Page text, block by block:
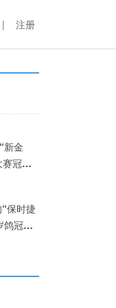
| 注册
新金
冠亚
保时捷
鸽冠